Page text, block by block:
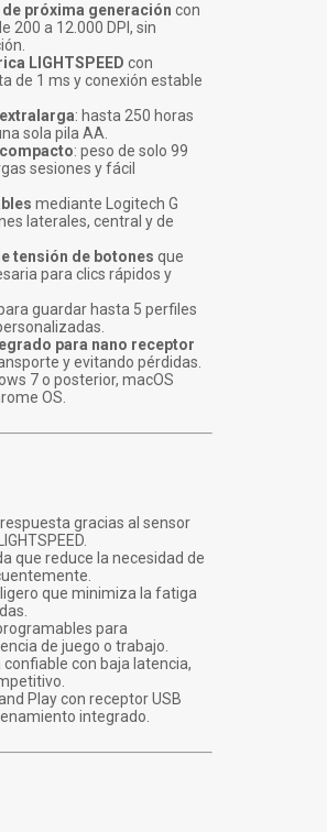
próxima generación con
200 a 12.000 DPI, sin
LIGHTSPEED con
de 1 ms y conexión estable
: hasta 250 horas
sola pila AA.
: peso de solo 99
sesiones y fácil
mediante Logitech G
laterales, central y de
tensión de botones que
para clics rápidos y
guardar hasta 5 perfiles
para nano receptor
y evitando pérdidas.
7 o posterior, macOS
OS.
gracias al sensor
que reduce la necesidad de
que minimiza la fatiga
para
de juego o trabajo.
con baja latencia,
Play con receptor USB
integrado.